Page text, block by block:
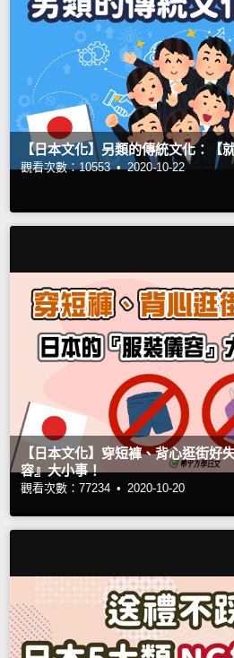
【日本文化】另類的傳統文化：【
觀看次數：10553 • 2020-10-22
【日本文化】穿短褲、背心逛街好
容』大小事！
觀看次數：77234 • 2020-10-20